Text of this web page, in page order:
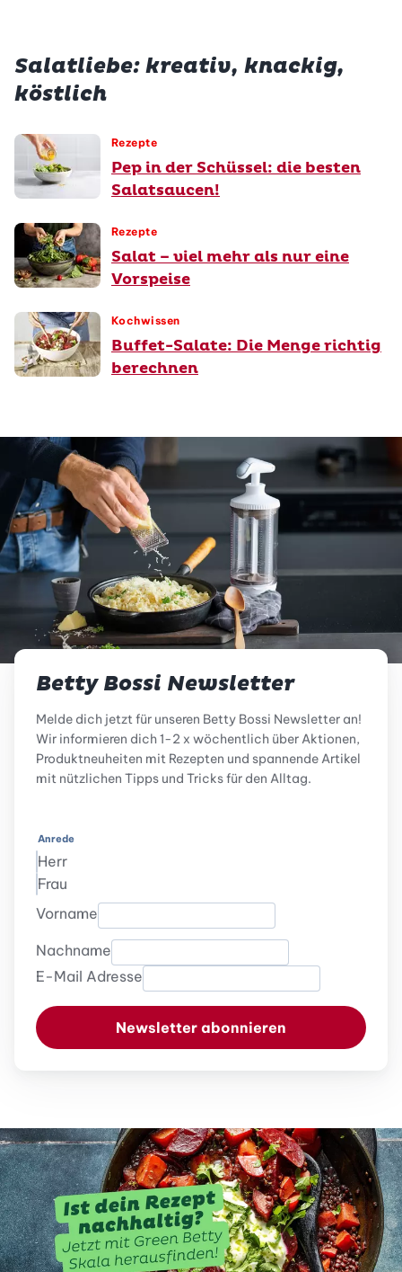
Salatliebe: kreativ, knackig,
köstlich
Rezepte
Pep in der Schüssel: die besten
Salatsaucen!
Rezepte
Salat – viel mehr als nur eine
Vorspeise
Kochwissen
Buffet-Salate: Die Menge richtig
berechnen
Betty Bossi Newsletter
Melde dich jetzt für unseren Betty Bossi Newsletter an!
Wir informieren dich 1-2 x wöchentlich über Aktionen,
Produktneuheiten mit Rezepten und spannende Artikel
mit nützlichen Tipps und Tricks für den Alltag.
Anrede
Herr
Frau
Vorname
Nachname
E-Mail Adresse
Newsletter abonnieren